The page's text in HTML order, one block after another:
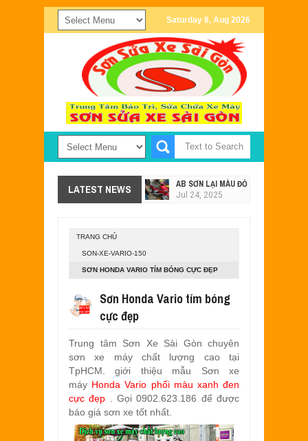
Saturday 8, Aug 2026
LATEST NEWS AB SƠN LẠI MÀU ĐỎ - XÁM TẠI SƠN
Jul 24, 2025
May 15, 2023
SƠN TEM ĐẤU XE NOUVO LX MÀU
Jul 31, 2022
SƠN XE ATTILA ELIZABETH PHỐI
Jun 11, 2022
May 31, 2022
TRANG CHỦ
SON-XE-VARIO-150
SƠN HONDA VARIO TÍM BÓNG CỰC ĐẸP
Sơn Honda Vario tím bóng
cực đẹp
Trung tâm Sơn Xe Sài Gòn chuyên
sơn xe máy chất lượng cao tại
TpHCM. giới thiệu mẫu Sơn xe
máy Honda Vario phối màu xanh đen
cực đẹp
. Gọi 0902.623.186 để được
báo giá sơn xe tốt nhất.